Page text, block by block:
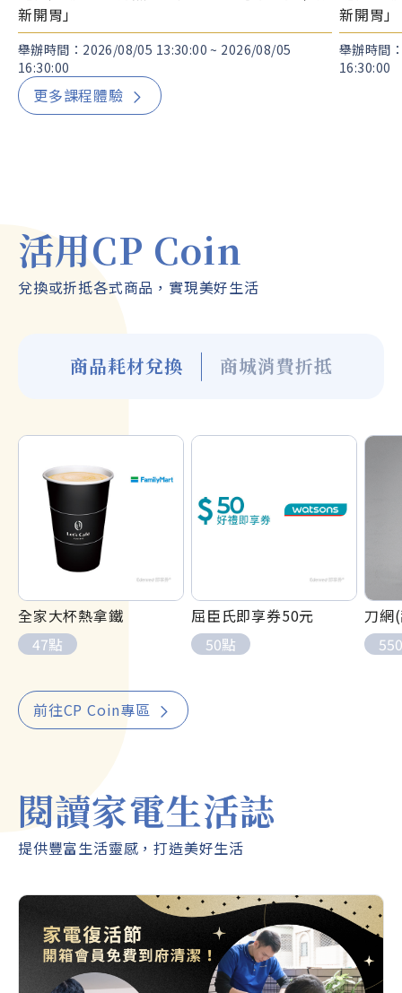
新開胃」
舉辦時間：2026/08/05 13:30:00 ~ 2026/08/05
16:30:00
新開胃」
舉辦時間
16:30:00
會員商品註冊登記
舉辦時間：2026/08/01 00:00:00 ~ 2026/08/31
更多課程體驗
活用CP Coin
兌換或折抵各式商品，實現美好生活
商品耗材兌換 商城消費折抵
全家大杯熱拿鐵
47點
屈臣氏即享券50元
50點
刀網
550
護膚電鬍刀ES-MT22
空氣清淨機負離子系列
F-P25LH
前往CP Coin專區
閱讀家電生活誌
提供豐富生活靈感，打造美好生活